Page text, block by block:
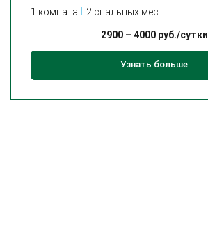
1 комната 2 спальных мест
2900– 4000руб./сутки
Узнать больше